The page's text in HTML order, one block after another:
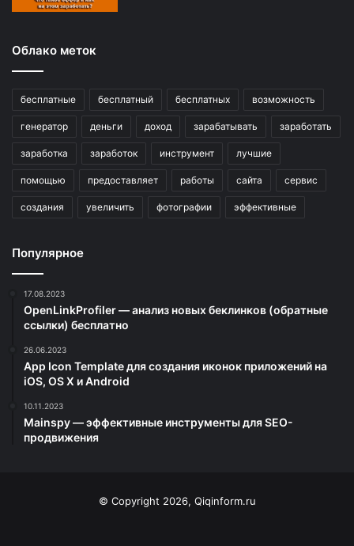
Облако меток
бесплатные бесплатный бесплатных возможность
генератор деньги доход зарабатывать заработать
заработка заработок инструмент лучшие
помощью предоставляет работы сайта сервис
создания увеличить фотографии эффективные
Популярное
17.08.2023
OpenLinkProfiler — анализ новых беклинков (обратные
ссылки) бесплатно
26.06.2023
App Icon Template для создания иконок приложений на
iOS, OS X и Android
10.11.2023
Mainspy — эффективные инструменты для SEO-
продвижения
© Copyright 2026, Qiqinform.ru